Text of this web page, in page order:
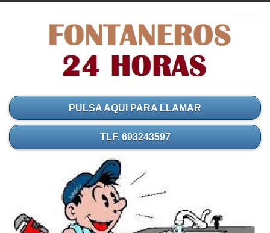
PULSA AQUI PARA LLAMAR
TLF. 693243597